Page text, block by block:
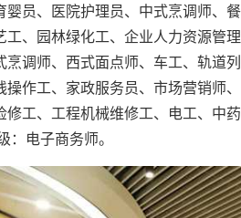
员、医院护理员、中式烹调师、
、园林绿化工、企业人力资源管
调师、西式面点师、车工、轨道
操作工、家政服务员、市场营销师
工、工程机械维修工、电工、中
电子商务师。